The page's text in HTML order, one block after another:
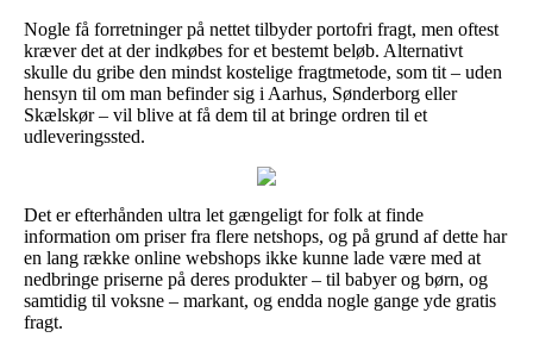
Nogle få forretninger på nettet tilbyder portofri fragt, men oftest
kræver det at der indkøbes for et bestemt beløb. Alternativt
skulle du gribe den mindst kostelige fragtmetode, som tit – uden
hensyn til om man befinder sig i Aarhus, Sønderborg eller
Skælskør – vil blive at få dem til at bringe ordren til et
udleveringssted.
Det er efterhånden ultra let gængeligt for folk at finde
information om priser fra flere netshops, og på grund af dette har
en lang række online webshops ikke kunne lade være med at
nedbringe priserne på deres produkter – til babyer og børn, og
samtidig til voksne – markant, og endda nogle gange yde gratis
fragt.